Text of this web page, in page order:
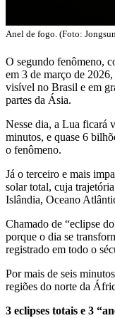
Anel de fogo. (Foto:
O segundo fenômeno,
em 3 de março de
visível no Brasil e em
partes da Ásia.
Nesse dia, a Lua ficará
minutos, e quase 6
o fenômeno.
Já o terceiro e mais
solar total, cuja
Islândia, Oceano
Chamado de “eclipse
porque o dia se
registrado em todo o
Por mais de seis
regiões do norte da
3 eclipses totais e 3